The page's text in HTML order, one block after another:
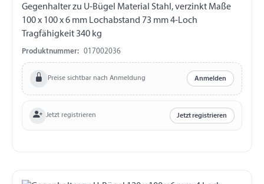
Gegenhalter zu U-Bügel Material Stahl, verzinkt Maße
100 x 100 x 6 mm Lochabstand 73 mm 4-Loch
Tragfähigkeit 340 kg
Produktnummer: 017002036
Preise sichtbar nach Anmeldung Anmelden
Jetzt registrieren Jetzt registrieren